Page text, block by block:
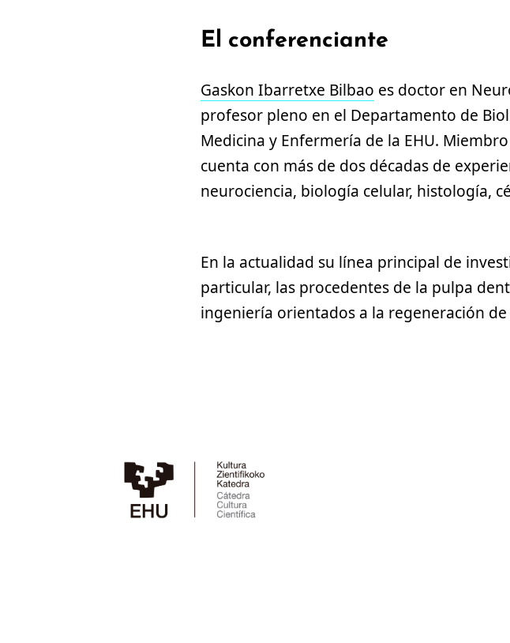
El conferenciante
Gaskon Ibarretxe Bilbao es doctor en
profesor pleno en el Departamento de
Medicina y Enfermería de la EHU.
cuenta con más de dos décadas de
neurociencia, biología celular, histología,
En la actualidad su línea principal de
particular, las procedentes de la pulpa
ingeniería orientados a la regeneración